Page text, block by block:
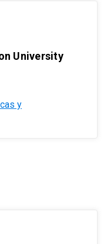
University
y